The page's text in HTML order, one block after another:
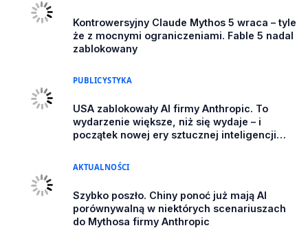
Kontrowersyjny Claude Mythos 5 wraca – tyle
że z mocnymi ograniczeniami. Fable 5 nadal
zablokowany
PUBLICYSTYKA
USA zablokowały AI firmy Anthropic. To
wydarzenie większe, niż się wydaje – i
początek nowej ery sztucznej inteligencji
AKTUALNOŚCI
Szybko poszło. Chiny ponoć już mają AI
porównywalną w niektórych scenariuszach
do Mythosa firmy Anthropic